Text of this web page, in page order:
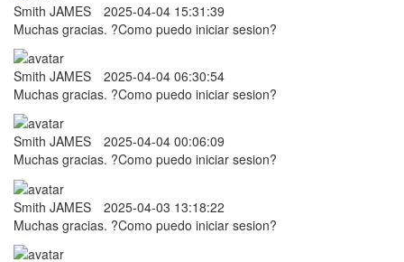
Smith JAMES
2025-04-04 15:31:39
Muchas gracias. ?Como puedo iniciar sesion?
Smith JAMES
2025-04-04 06:30:54
Muchas gracias. ?Como puedo iniciar sesion?
Smith JAMES
2025-04-04 00:06:09
Muchas gracias. ?Como puedo iniciar sesion?
Smith JAMES
2025-04-03 13:18:22
Muchas gracias. ?Como puedo iniciar sesion?